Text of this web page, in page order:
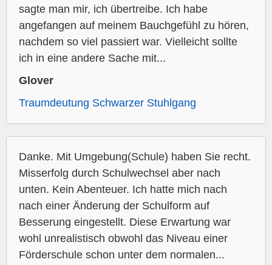
sagte man mir, ich übertreibe. Ich habe
angefangen auf meinem Bauchgefühl zu hören,
nachdem so viel passiert war. Vielleicht sollte
ich in eine andere Sache mit...
Glover
Traumdeutung Schwarzer Stuhlgang
Danke. Mit Umgebung(Schule) haben Sie recht.
Misserfolg durch Schulwechsel aber nach
unten. Kein Abenteuer. Ich hatte mich nach
nach einer Änderung der Schulform auf
Besserung eingestellt. Diese Erwartung war
wohl unrealistisch obwohl das Niveau einer
Förderschule schon unter dem normalen...